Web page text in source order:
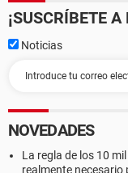
¡SUSCRÍBETE
Noticias
NOVEDADES
La regla de los 10
realmente necesario